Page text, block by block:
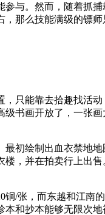
与。然而，随着抓
那么技能满级的镖
只能靠去拾趣找活
书画开放了，一张画
初绘制出血衣禁地
，并在拍卖行上出
/张，而东越和江南
和抄本能够无限次